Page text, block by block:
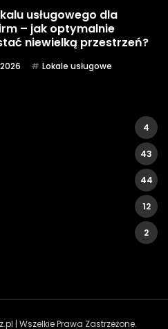
usługowego dla
– jak optymalnie
niewielką przestrzeń?
Lokale usługowe
4
43
44
12
2
| Wszelkie Prawa Zastrzeżone.